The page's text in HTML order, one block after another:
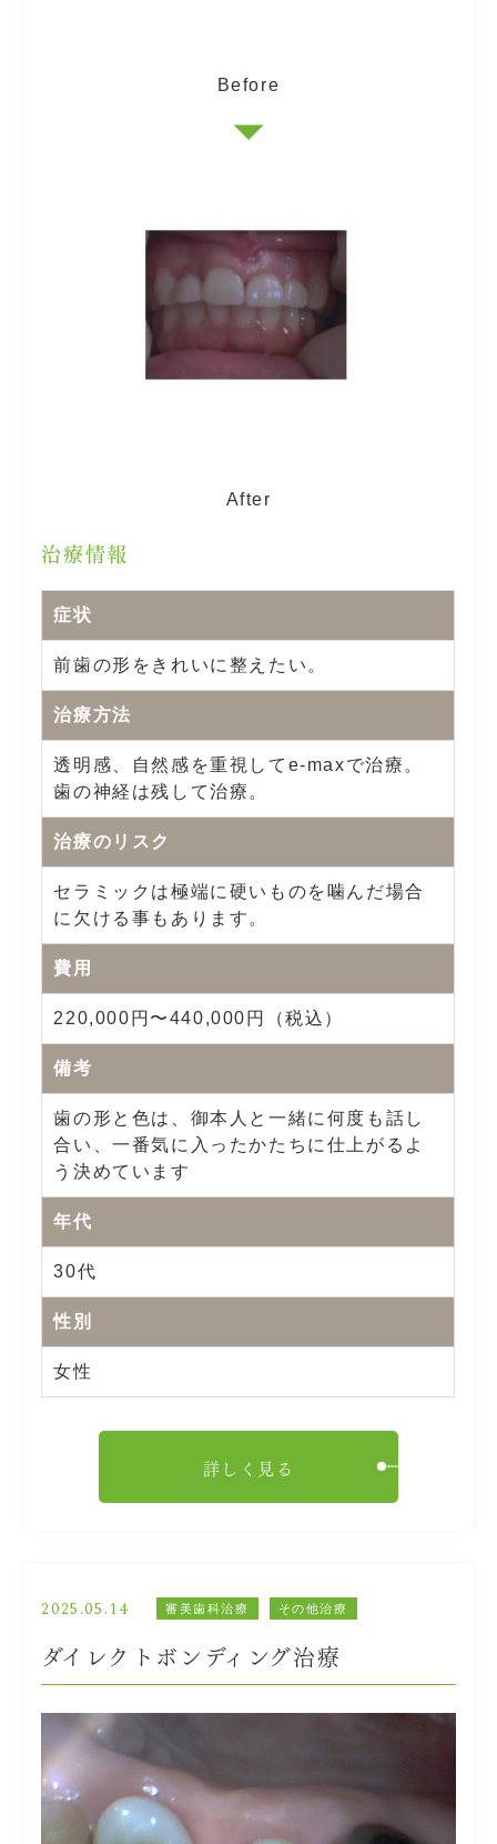
Before
After
治療情報
症状
前歯の形をきれいに整えたい。
治療方法
透明感、自然感を重視してe-maxで治療。
歯の神経は残して治療。
治療のリスク
セラミックは極端に硬いものを噛んだ場合
に欠ける事もあります。
費用
220,000円〜440,000円（税込）
備考
歯の形と色は、御本人と一緒に何度も話し
合い、一番気に入ったかたちに仕上がるよ
う決めています
年代
30代
性別
女性
詳しく見る
2025.05.14 審美歯科治療 その他治療
ダイレクトボンディング治療